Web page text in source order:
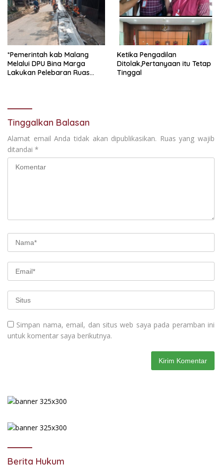
*Pemerintah kab Malang
Melalui DPU Bina Marga
Lakukan Pelebaran Ruas
Ketika Pengadilan
Ditolak,Pertanyaan itu Tetap
Tinggal
Tinggalkan Balasan
Alamat email Anda tidak akan dipublikasikan. Ruas yang wajib
ditandai *
Simpan nama, email, dan situs web saya pada peramban ini
untuk komentar saya berikutnya.
Berita Hukum